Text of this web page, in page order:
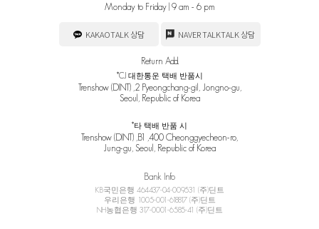
Monday to Friday | 9 am - 6 pm
KAKAOTALK 상담 NAVER TALKTALK 상담
Return Add.
*CJ 대한통운 택배 반품시
Trenshow (DINT) ,2 Pyeongchang-gil, Jongno-gu,
Seoul, Republic of Korea
*타 택배 반품 시
Trenshow (DINT) ,B1 ,400 Cheonggyecheon-ro,
Jung-gu, Seoul, Republic of Korea
Bank Info
KB국민은행 464437-04-009531 (주)딘트
우리은행 1005-001-618817 (주)딘트
NH농협은행 317-0001-6585-41 (주)딘트